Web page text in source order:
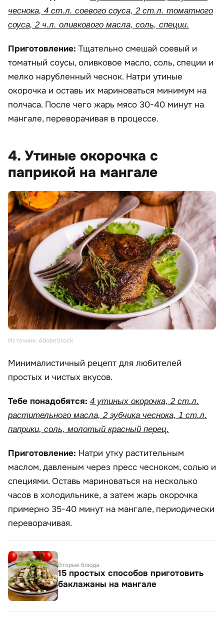
чеснока, 4 ст.л. соевого соуса, 2 ст.л. томатного
соуса, 2 ч.л. оливкового масла, соль, специи.
Приготовление: Тщательно смешай соевый и
томатный соусы, оливковое масло, соль, специи и
мелко нарубленный чеснок. Натри утиные
окорочка и оставь их мариноваться минимум на
полчаса. После чего жарь мясо 30-40 минут на
мангале, переворачивая в процессе.
4. Утиные окорочка с
паприкой на мангале
Источник: AdobeStock
Минималистичный рецепт для любителей
простых и чистых вкусов.
Тебе понадобятся: 4 утиных окорочка, 2 ст.л.
растительного масла, 2 зубчика чеснока, 1 ст.л.
паприки, соль, молотый красный перец.
Приготовление: Натри утку растительным
маслом, давленым через пресс чесноком, солью и
специями. Оставь мариноваться на несколько
часов в холодильнике, а затем жарь окорочка
примерно 35-40 минут на мангале, периодически
переворачивая.
Вторые блюда
15 простых способов приготовить
баклажаны на мангале